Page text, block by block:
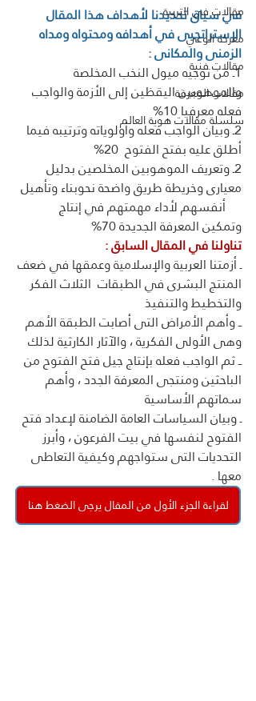
مقالات فى التربية
معركة الوعي
مقالات فنية
مقالات المعرفة
سلسلة مقالات هوية العالم
في سياق تحديدنا لأهداف هذا المقال
الإستراتجيى في أهدافه ومحتواه ومداه
الزمنى والمكانى :
1ـ من توجيه ميول النخب المخلصة
والموهوبين اليقظين إلى الأزمة والواجب
فعله معرفيا 10%
2ـ وبيان الواجب فعله وأولوياته وترتيبه فيما
أطلق عليه بفتح الفتوح  20%
2ـ وتعريف الموهوبين المخلصين بدليل
معيارى وخريطة طريق واضحة نحوبناء وتأهيل
     أنفسهم لأداء مهمتهم في إنتاج
وتمكين المعرفة الجديدة 70%
تناولنا في المقال السابق :
ـ أزمتنا العربية والإسلامية وعمقها في ضعف
المنتج البشرى في الطبقات  الثلاث الفكر
والتخطيط والتنفيذ
ــ وأهم الأمراض التى أصابت الطبقة الأهم
وهى الأولى الفكرية ، والآثار الكارثية لذلك
ــ ثم الواجب فعله بإنتاج جيل فتح الفتوح من
الباحثين ومنتجى المعرفة الجدد ، وأهم
سماتهم الأساسية
ـ وبيان السياسات العامة الضامنة لإعداد فتح
الفتوح لنفسها في بيت الفرعون ، وأبرز
التحديات التى ستواجهم وكيفية التعاطى
معها .
لقراءة الجزء الأول من المقال يرجى الضغط هنا